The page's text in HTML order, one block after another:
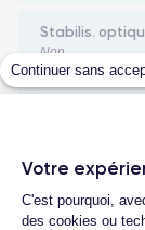
Continuer sans
Votre
C'est pourquoi,
des cookies ou
Stabilis.
Non
Capteur ToF